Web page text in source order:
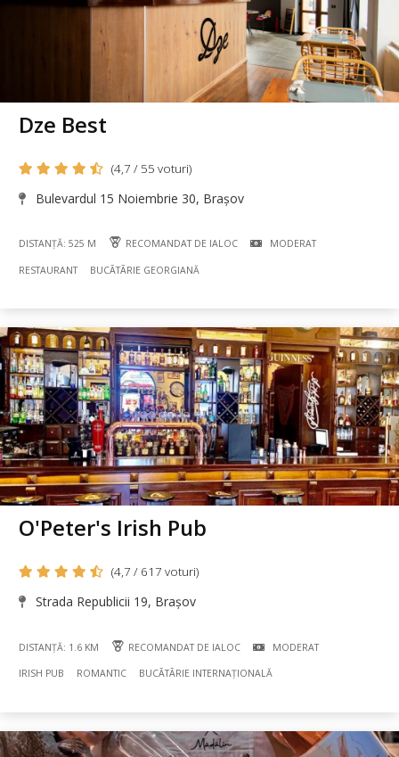
Dze Best
(4,7 / 55 voturi)
Bulevardul 15 Noiembrie 30, Brașov
DISTANȚĂ: 525 M RECOMANDAT DE IALOC MODERAT
RESTAURANT BUCÃTÃRIE GEORGIANĂ
O'Peter's Irish Pub
(4,7 / 617 voturi)
Strada Republicii 19, Brașov
DISTANȚĂ: 1.6 KM RECOMANDAT DE IALOC MODERAT
IRISH PUB ROMANTIC BUCÃTÃRIE INTERNAȚIONALĂ